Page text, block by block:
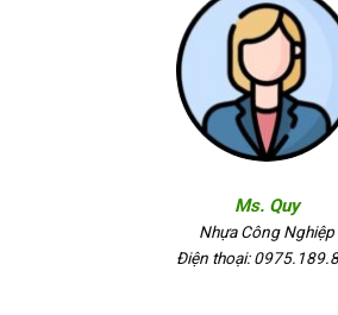
Ms. Quy
Nhựa Công Nghiệp
Điện thoại: